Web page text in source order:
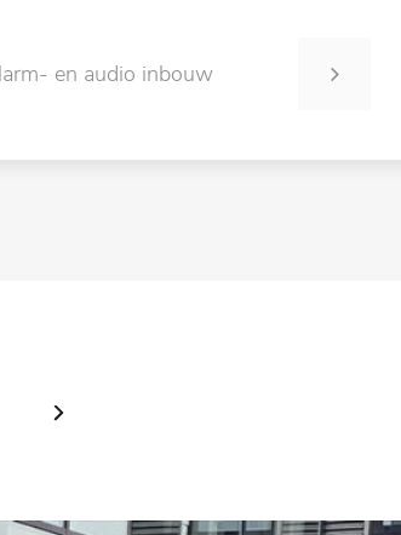
en audio inbouw